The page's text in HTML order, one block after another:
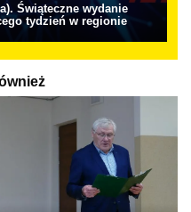
Świąteczne wydanie
tydzień w regionie